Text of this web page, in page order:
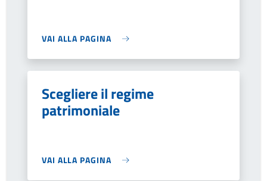
VAI ALLA PAGINA
Scegliere il regime
patrimoniale
VAI ALLA PAGINA